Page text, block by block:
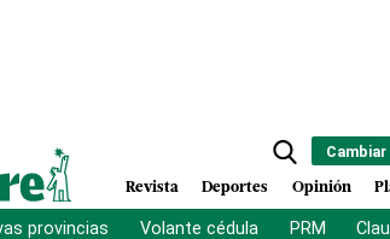
Cambiar
Revista Deportes Opinión
provincias Volante cédula PRM